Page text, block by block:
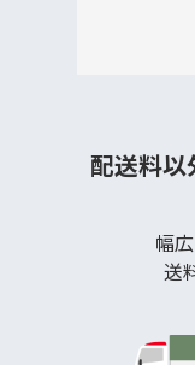
配送料以
幅
送